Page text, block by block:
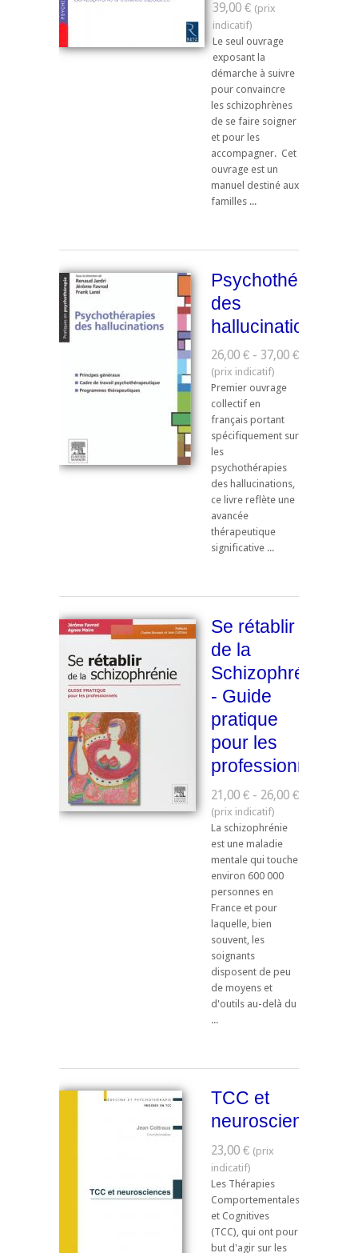
39,00 €
Le seul ouvrage
exposant la
démarche à suivre
pour convaincre
les schizophrènes
de se faire soigner
et pour les
accompagner. Cet
ouvrage est un
manuel destiné aux
familles ...
Psychothérapies
des
hallucinations
26,00 € - 37,00 €
Premier ouvrage
collectif en
français portant
spécifiquement sur
les
psychothérapies
des hallucinations,
ce livre reflète une
avancée
thérapeutique
significative ...
Se rétablir
de la
Schizophrénie
- Guide
pratique
pour les
professionnels
21,00 € - 26,00 €
La schizophrénie
est une maladie
mentale qui touche
environ 600 000
personnes en
France et pour
laquelle, bien
souvent, les
soignants
disposent de peu
de moyens et
d'outils au-delà du
...
TCC et
neurosciences
23,00 €
Les Thérapies
Comportementales
et Cognitives
(TCC), qui ont pour
but d'agir sur les